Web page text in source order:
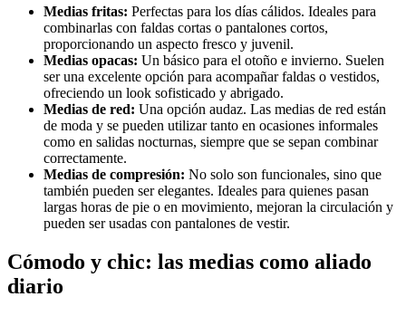
Medias fritas: Perfectas para los días cálidos. Ideales para
combinarlas con faldas cortas o pantalones cortos,
proporcionando un aspecto fresco y juvenil.
Medias opacas: Un básico para el otoño e invierno. Suelen
ser una excelente opción para acompañar faldas o vestidos,
ofreciendo un look sofisticado y abrigado.
Medias de red: Una opción audaz. Las medias de red están
de moda y se pueden utilizar tanto en ocasiones informales
como en salidas nocturnas, siempre que se sepan combinar
correctamente.
Medias de compresión: No solo son funcionales, sino que
también pueden ser elegantes. Ideales para quienes pasan
largas horas de pie o en movimiento, mejoran la circulación y
pueden ser usadas con pantalones de vestir.
Cómodo y chic: las medias como aliado
diario